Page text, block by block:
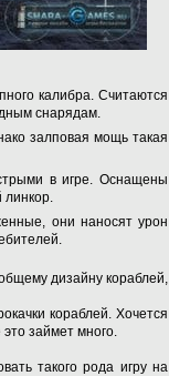
калибра. Считаются
снарядам.
залповая мощь такая
в игре. Оснащены
линкор.
они наносят урон
дизайну кораблей,
кораблей. Хочется
займет много.
такого рода игру на